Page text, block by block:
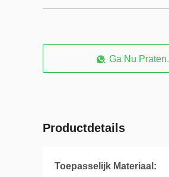
Ga Nu Praten.
Productdetails
Toepasselijk Materiaal: